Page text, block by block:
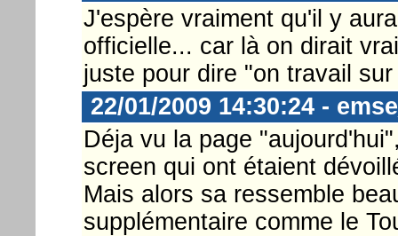
J'espère vraiment qu'il y
officielle... car là on dirait
juste pour dire "on travail
22/01/2009 14:30:24 -
Déja vu la page
screen qui ont étaient
Mais alors sa ressemble
supplémentaire comme le